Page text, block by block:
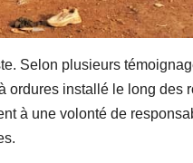
Selon plusieurs
ordures installé le long des
à une volonté de